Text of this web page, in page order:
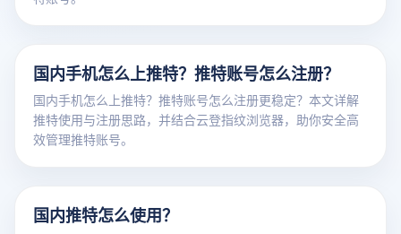
国内手机怎么上推特？推特账号怎么注册？
国内手机怎么上推特？推特账号怎么注册更稳定？本文详解
推特使用与注册思路，并结合云登指纹浏览器，助你安全高
效管理推特账号。
国内推特怎么使用？